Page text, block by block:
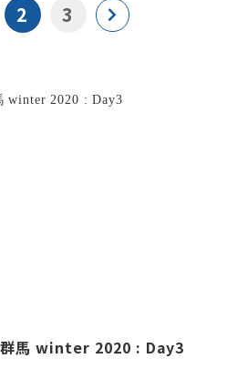
2 3
馬 winter 2020 : Day3